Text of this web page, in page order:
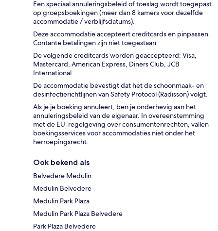
Een speciaal annuleringsbeleid of toeslag wordt toegepast
op groepsboekingen (meer dan 8 kamers voor dezelfde
accommodatie / verblijfsdatums).
Deze accommodatie accepteert creditcards en pinpassen.
Contante betalingen zijn niet toegestaan.
De volgende creditcards worden geaccepteerd: Visa,
Mastercard, American Express, Diners Club, JCB
International
De accommodatie bevestigt dat het de schoonmaak- en
desinfectierichtlijnen van Safety Protocol (Radisson) volgt.
Als je je boeking annuleert, ben je onderhevig aan het
annuleringsbeleid van de eigenaar. In overeenstemming
met de EU-regelgeving over consumentenrechten, vallen
boekingsservices voor accommodaties niet onder het
herroepingsrecht.
Ook bekend als
Belvedere Medulin
Medulin Belvedere
Medulin Park Plaza
Medulin Park Plaza Belvedere
Park Plaza Belvedere